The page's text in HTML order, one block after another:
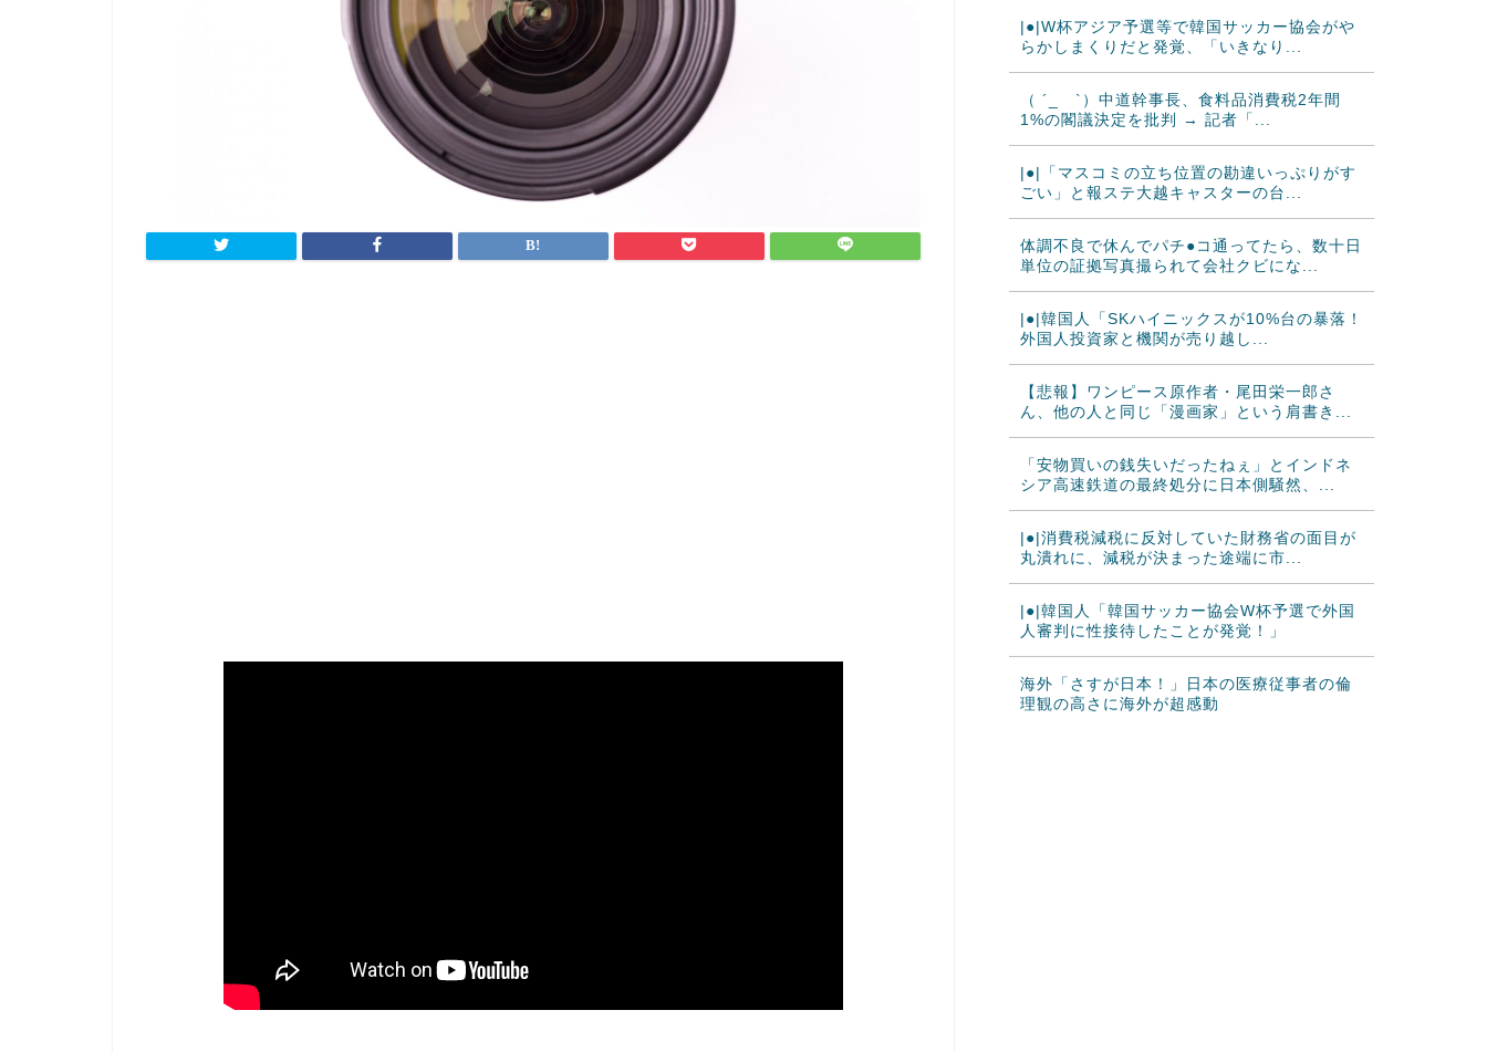
|●|W杯アジア予選等で韓国サッカー協会がや
らかしまくりだと発覚、「いきなり...
（ ´_ゝ`）中道幹事長、食料品消費税2年間
1%の閣議決定を批判 → 記者「...
|●|「マスコミの立ち位置の勘違いっぷりがす
ごい」と報ステ大越キャスターの台...
体調不良で休んでパチ●コ通ってたら、数十日
単位の証拠写真撮られて会社クビにな...
|●|韓国人「SKハイニックスが10%台の暴落！
外国人投資家と機関が売り越し...
【悲報】ワンピース原作者・尾田栄一郎さ
ん、他の人と同じ「漫画家」という肩書き...
「安物買いの銭失いだったねぇ」とインドネ
シア高速鉄道の最終処分に日本側騒然、...
|●|消費税減税に反対していた財務省の面目が
丸潰れに、減税が決まった途端に市...
|●|韓国人「韓国サッカー協会W杯予選で外国
人審判に性接待したことが発覚！」
海外「さすが日本！」日本の医療従事者の倫
理観の高さに海外が超感動